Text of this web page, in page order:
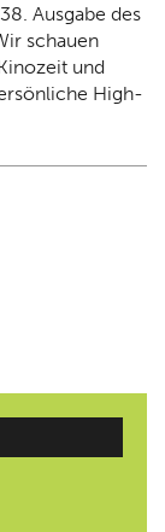
Ausgabe des
schauen
und
High-